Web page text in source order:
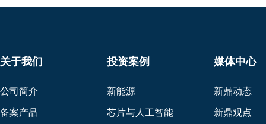
关于我们
公司简介
备案产品
投资案例
新能源
芯片与人工智能
媒体中心
新鼎动态
新鼎观点